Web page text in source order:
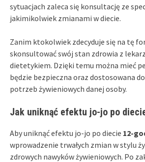
sytuacjach zaleca się konsultację ze
jakimikolwiek zmianami w diecie.
Zanim ktokolwiek zdecyduje się na tę
skonsultować swój stan zdrowia z
dietetykiem. Dzięki temu można mieć
będzie bezpieczna oraz dostosowana
potrzeb żywieniowych danej osoby.
Jak uniknąć efektu jo-jo po
Aby uniknąć efektu jo-jo po diecie 12-
wprowadzenie trwałych zmian w stylu
zdrowych nawyków żywieniowych. Po